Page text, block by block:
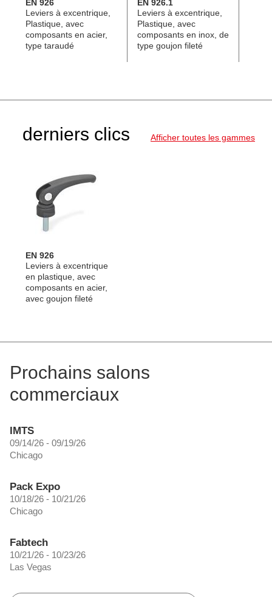
EN 926
Leviers à excentrique,
Plastique, avec
composants en acier,
type taraudé
EN 926.1
Leviers à excentrique,
Plastique, avec
composants en inox, de
type goujon fileté
derniers clics Afficher toutes les gammes
EN 926
Leviers à excentrique
en plastique, avec
composants en acier,
avec goujon fileté
Prochains salons
commerciaux
IMTS
09/14/26 - 09/19/26
Chicago
Pack Expo
10/18/26 - 10/21/26
Chicago
Fabtech
10/21/26 - 10/23/26
Las Vegas